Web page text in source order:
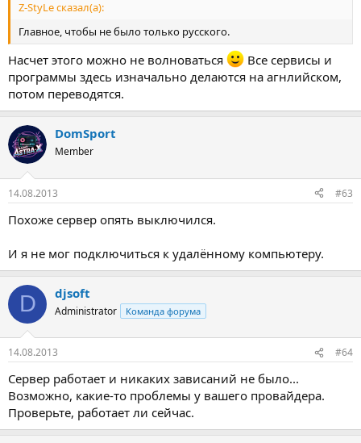
Z-StyLe сказал(а):
Главное, чтобы не было только русского.
Насчет этого можно не волноваться
Все сервисы и
программы здесь изначально делаются на агнлийском,
потом переводятся.
DomSport
Member
14.08.2013 #63
Похоже сервер опять выключился.
И я не мог подключиться к удалённому компьютеру.
D djsoft
Administrator Команда форума
14.08.2013 #64
Сервер работает и никаких зависаний не было...
Возможно, какие-то проблемы у вашего провайдера.
Проверьте, работает ли сейчас.